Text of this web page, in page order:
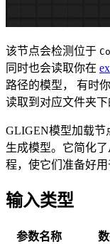
该节点会检测位于
同时也会读取你在
路径的模型， 有时
读取到对应文件夹
GLIGEN模型加载节
生成模型。它简化
程，使它们准备好用
输入类型
参数名称